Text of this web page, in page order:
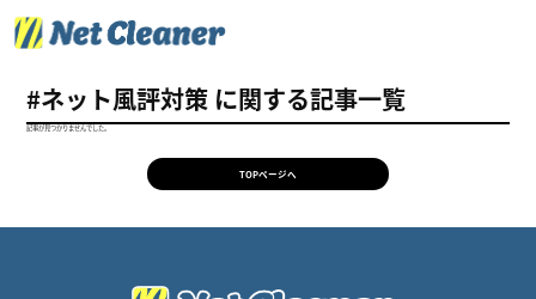
#ネット風評対策 に関する記事一覧
記事が見つかりませんでした。
TOPページへ